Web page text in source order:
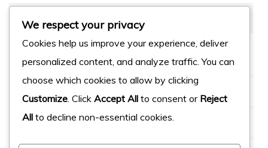
Connexion
Flux des commentaires
We respect your privacy
Cookies help us improve your experience, deliver
personalized content, and analyze traffic. You can
choose which cookies to allow by clicking
Customize . Click Accept All to consent or Reject
All to decline non-essential cookies.